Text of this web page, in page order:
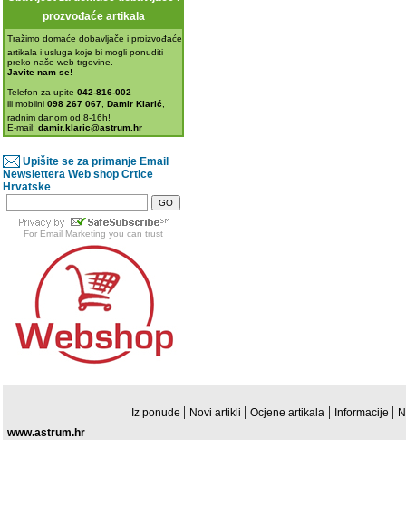
prozvođaće artikala
Tražimo domaće dobavljače i proizvođaće
artikala i usluga koje bi mogli ponuditi
preko naše web trgovine.
Javite nam se!
Telefon za upite 042-816-002
ili mobilni 098 267 067 Damir Klarić
radnim danom od 8-16h!
E-mail: damir.klaric@astrum.hr
Upišite se za primanje Email
Newslettera Web shop Crtice
Hrvatske
For Email Marketing you can trust
Iz ponude | Novi artikli | Ocjene artikala | Informacije |
www.astrum.hr